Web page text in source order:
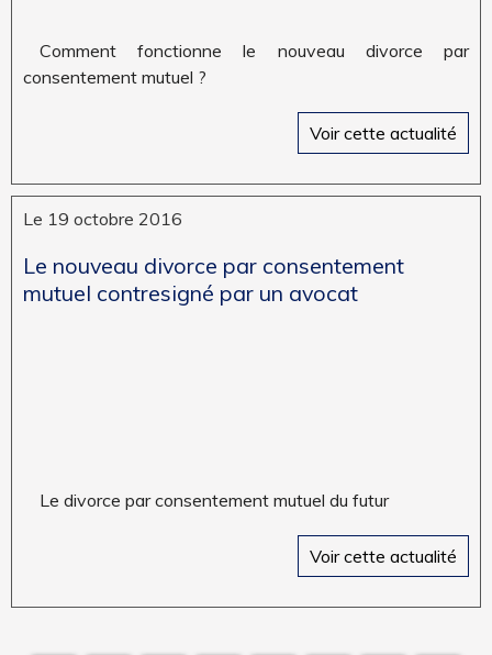
comment fonctionne le nouveau divorce par
consentement mutuel ?
Voir cette actualité
Le 19 octobre 2016
Le nouveau divorce par consentement
mutuel contresigné par un avocat
Le divorce par consentement mutuel du futur
Voir cette actualité